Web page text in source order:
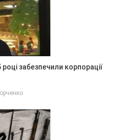
забезпечили корпорації